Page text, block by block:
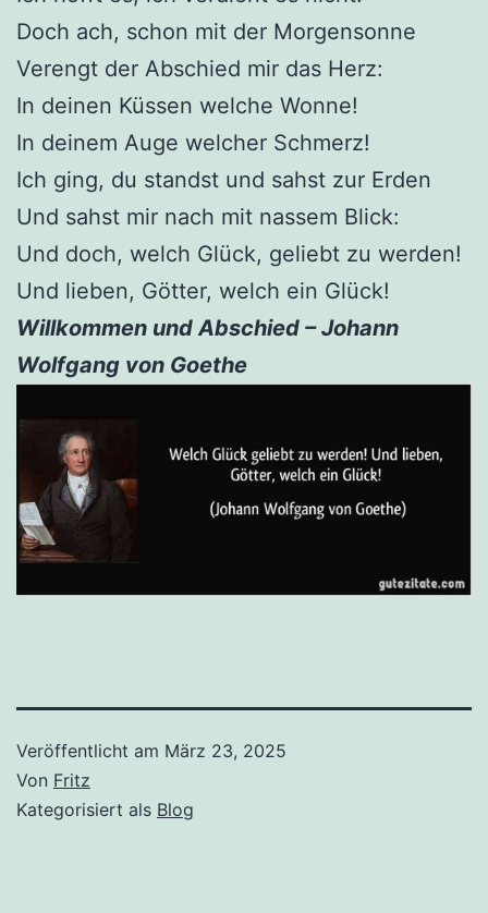
Doch ach, schon mit der Morgensonne
Verengt der Abschied mir das Herz:
In deinen Küssen welche Wonne!
In deinem Auge welcher Schmerz!
Ich ging, du standst und sahst zur Erden
Und sahst mir nach mit nassem Blick:
Und doch, welch Glück, geliebt zu werden!
Und lieben, Götter, welch ein Glück!
Willkommen und Abschied – Johann
Wolfgang von Goethe
Veröffentlicht am März 23, 2025
Von Fritz
Kategorisiert als Blog